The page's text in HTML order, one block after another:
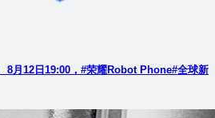
8月12日19:00，#荣耀Robot Phone#全球新